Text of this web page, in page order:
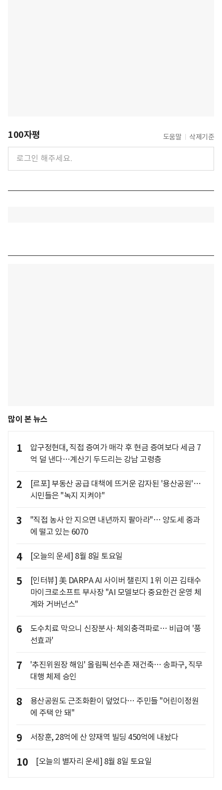
100자평 도움말 삭제기준
많이 본 뉴스
1
압구정현대, 직접 증여가 매각 후 현금 증여보다 세금 7
억 덜 낸다…계산기 두드리는 강남 고령층
2
[르포] 부동산 공급 대책에 뜨거운 감자된 '용산공원'…
시민들은 "녹지 지켜야"
3
"직접 농사 안 지으면 내년까지 팔아라"… 양도세 중과
에 떨고 있는 6070
4 [오늘의 운세] 8월 8일 토요일
5
[인터뷰] 美 DARPA AI 사이버 챌린지 1위 이끈 김태수
마이크로소프트 부사장 "AI 모델보다 중요한건 운영 체
계와 거버넌스"
6
도수치료 막으니 신장분사·체외충격파로… 비급여 '풍
선효과'
7
'추진위원장 해임' 올림픽선수촌 재건축… 송파구, 직무
대행 체제 승인
8
용산공원도 근조화환이 덮었다… 주민들 "어린이정원
에 주택 안 돼"
9 서장훈, 28억에 산 양재역 빌딩 450억에 내놨다
10 [오늘의 별자리 운세] 8월 8일 토요일